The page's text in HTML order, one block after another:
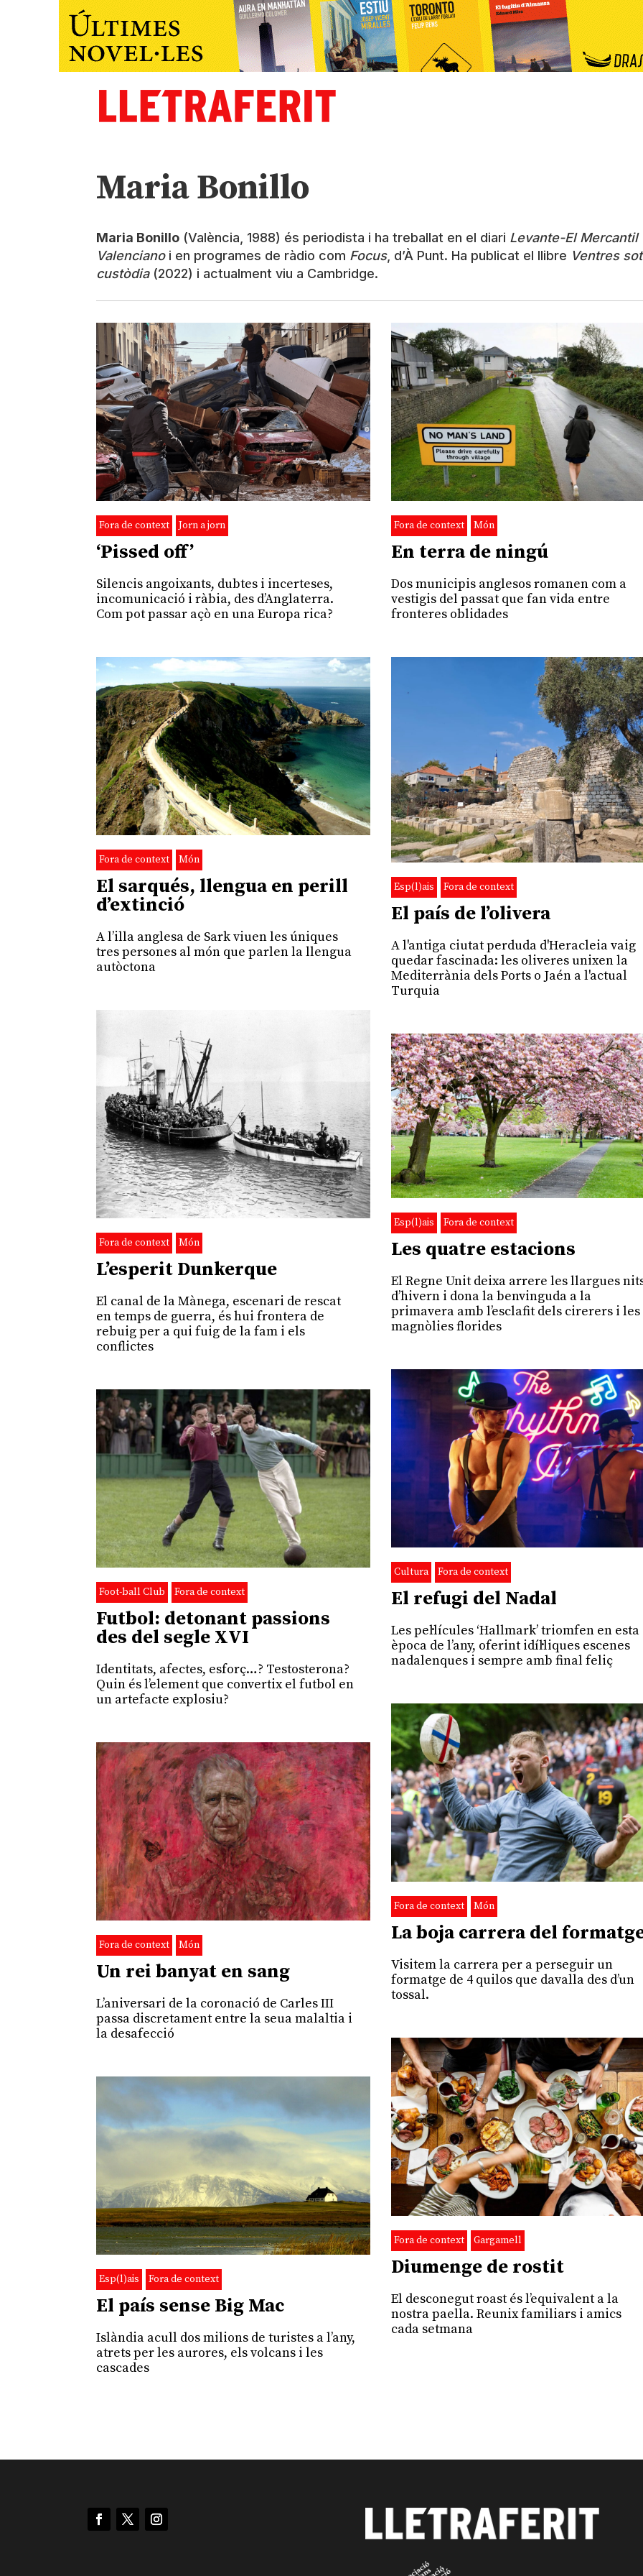
Maria Bonillo
Maria Bonillo (València, 1988) és periodista i ha treballat en el diari Levante-El Mercantil
Valencianoi en programes de ràdio com Focus, d’À Punt. Ha publicat el llibre Ventres
custòdia(2022) i actualment viu a Cambridge.
Fora de context Jorn a jorn
‘Pissed off’
Silencis angoixants, dubtes i incerteses,
incomunicació i ràbia, des d’Anglaterra.
Com pot passar açò en una Europa rica?
Fora de context Món
En terra de ningú
Dos municipis anglesos romanen com a
vestigis del passat que fan vida entre
fronteres oblidades
Fora de context Món
El sarqués, llengua en perill
d’extinció
A l’illa anglesa de Sark viuen les úniques
tres persones al món que parlen la llengua
autòctona
Esp(l)ais Fora de context
El país de l’olivera
A l'antiga ciutat perduda d'Heracleia vaig
quedar fascinada: les oliveres unixen la
Mediterrània dels Ports o Jaén a l'actual
Turquia
Fora de context Món
L’esperit Dunkerque
El canal de la Mànega, escenari de rescat
en temps de guerra, és hui frontera de
rebuig per a qui fuig de la fam i els
conflictes
Esp(l)ais Fora de context
Les quatre estacions
El Regne Unit deixa arrere les llargues
d’hivern i dona la benvinguda a la
primavera amb l’esclafit dels cirerers i les
magnòlies florides
Cultura Fora de context
El refugi del Nadal
Les pel·lícules ‘Hallmark’ triomfen en esta
època de l’any, oferint idíl·liques escenes
nadalenques i sempre amb final feliç
Foot-ball Club Fora de context
Futbol: detonant passions
des del segle XVI
Identitats, afectes, esforç…? Testosterona?
Quin és l’element que convertix el futbol en
un artefacte explosiu?
Fora de context Món
La boja carrera del
Visitem la carrera per a perseguir un
formatge de 4 quilos que davalla des d’un
tossal.
Fora de context Món
Un rei banyat en sang
L’aniversari de la coronació de Carles III
passa discretament entre la seua malaltia i
la desafecció
Fora de context Gargamell
Diumenge de rostit
El desconegut roast és l’equivalent a la
nostra paella. Reunix familiars i amics
cada setmana
Esp(l)ais Fora de context
El país sense Big Mac
Islàndia acull dos milions de turistes a l’any,
atrets per les aurores, els volcans i les
cascades